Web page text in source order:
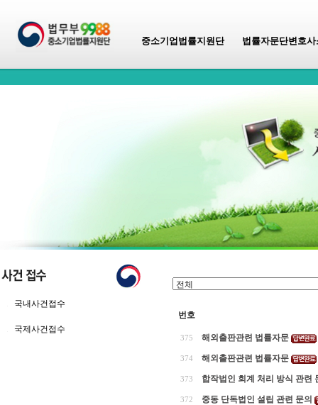
중소기업법률지원단 법률자문단변호사
국내사건접수
국제사건접수
번호
375 해외출판관련 법률자문
374 해외출판관련 법률자문
373 합작법인 회계 처리 방식 관련
372 중동 단독법인 설립 관련 문의